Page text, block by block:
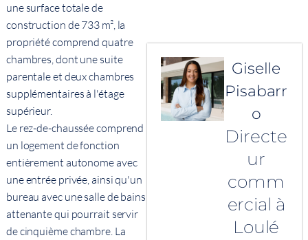
une surface totale de
construction de 733 m², la
propriété comprend quatre
chambres, dont une suite
parentale et deux chambres
supplémentaires à l'étage
supérieur.
Le rez-de-chaussée comprend
un logement de fonction
entièrement autonome avec
une entrée privée, ainsi qu'un
bureau avec une salle de bains
attenante qui pourrait servir
de cinquième chambre. La
Giselle
Pisabarr
o
Directe
ur
comm
ercial à
Loulé